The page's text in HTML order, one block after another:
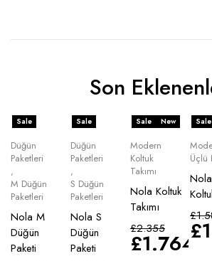
Son
Sale
Düğün
Paketleri
,
M Düğün
Paketleri
Nola M
Düğün
Paketi
Sale
Düğün
Paketleri
,
S Düğün
Paketleri
Nola S
Düğün
Paketi
Sale New
Modern
Koltuk
Takımı
Nola Koltuk
Takımı
£2.355
£1.764
Sale
Üçlü
£
£